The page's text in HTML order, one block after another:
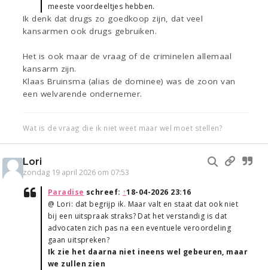
meeste voordeeltjes hebben.
Ik denk dat drugs zo goedkoop zijn, dat veel
kansarmen ook drugs gebruiken.
Het is ook maar de vraag of de criminelen allemaal
kansarm zijn.
Klaas Bruinsma (alias de dominee) was de zoon van
een welvarende ondernemer.
Wat is de vraag die ik niet weet maar wel moet stellen?
Lori
zondag 19 april 2026 om 07:53
Paradise schreef: ↑18-04-2026 23:16
@ Lori: dat begrijp ik. Maar valt en staat dat ook niet
bij een uitspraak straks? Dat het verstandig is dat
advocaten zich pas na een eventuele veroordeling
gaan uitspreken?
Ik zie het daarna niet ineens wel gebeuren, maar
we zullen zien